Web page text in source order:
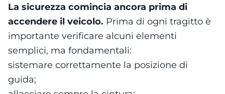
La sicurezza comincia ancora prima di
accendere il veicolo. Prima di ogni tragitto è
importante verificare alcuni elementi
semplici, ma fondamentali:
sistemare correttamente la posizione di
guida;